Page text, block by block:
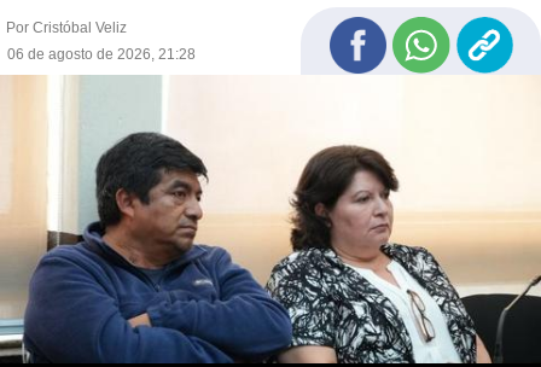
Por Cristóbal Veliz
06 de agosto de 2026, 21:28